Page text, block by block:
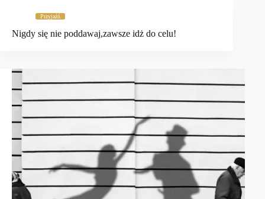
Przyjaźń
Nigdy się nie poddawaj,zawsze idż do celu!